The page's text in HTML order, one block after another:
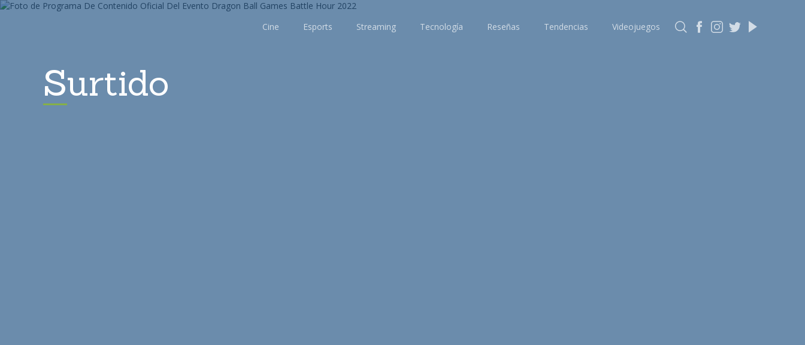
Cine Esports Streaming Tecnología Reseñas Tendencias Videojuegos
Surtido